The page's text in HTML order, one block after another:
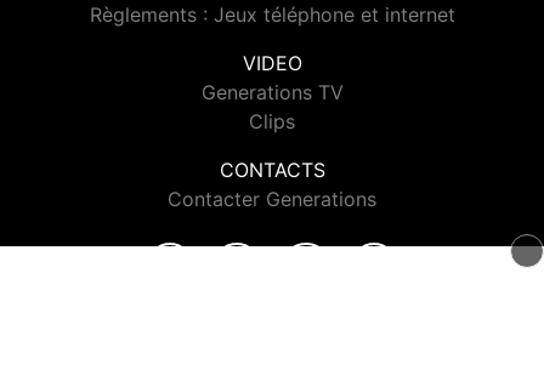
Règlements : Jeux téléphone et internet
VIDEO
Generations TV
Clips
CONTACTS
Contacter Generations